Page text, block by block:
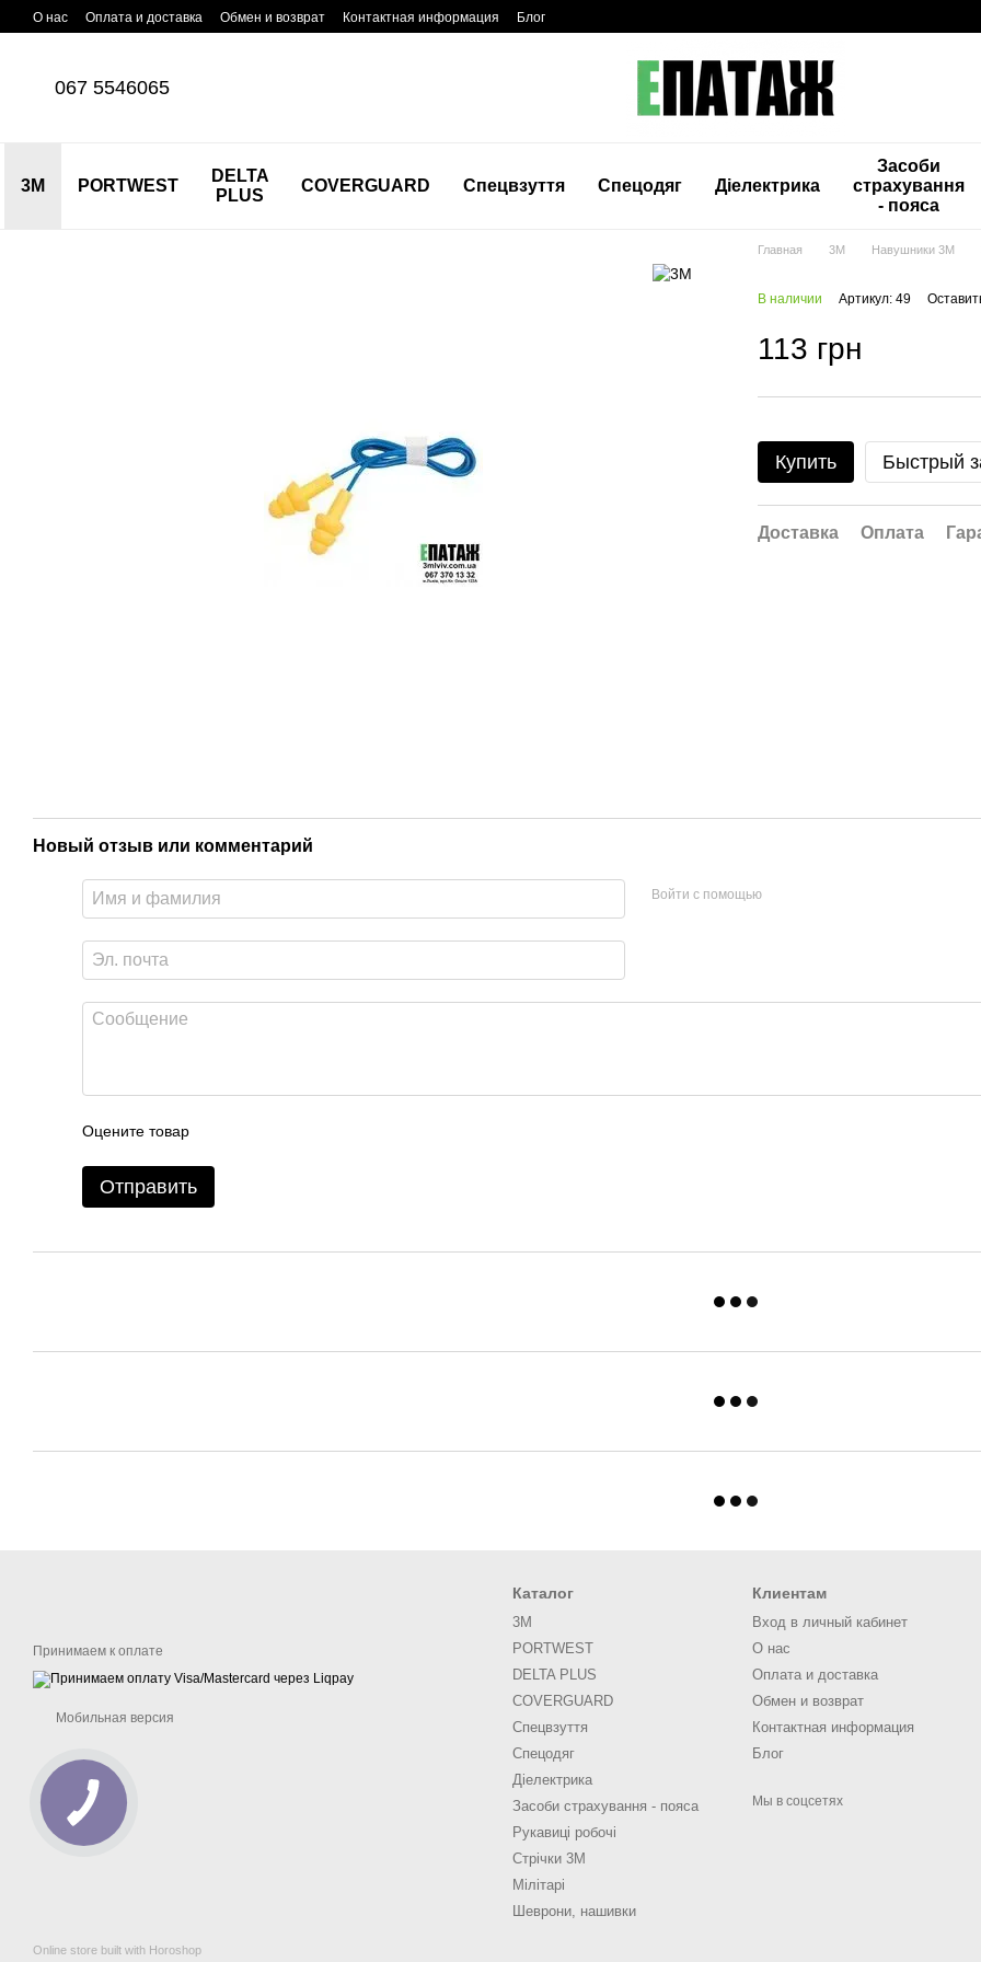
Перейти к основному контенту
О нас Оплата и доставка Обмен и возврат Контактная информация Блог
067 5546065
3M PORTWEST
DELTA
PLUS
COVERGUARD Спецвзуття Спецодяг Діелектрика
Засоби
страхування
- пояса
Главная 3M Навушники 3М
В наличии Артикул: 49
113 грн
Купить Быстрый
Доставка Оплата
Новый отзыв или комментарий
Войти с помощью
Оцените товар
Отправить
Принимаем к оплате
Мобильная версия
Online store built with Horoshop
Каталог
3M
PORTWEST
DELTA PLUS
COVERGUARD
Спецвзуття
Спецодяг
Діелектрика
Засоби страхування - пояса
Рукавиці робочі
Стрічки 3М
Мілітарі
Шеврони, нашивки
Клиентам
Вход в личный кабинет
О нас
Оплата и доставка
Обмен и возврат
Контактная информация
Блог
Мы в соцсетях